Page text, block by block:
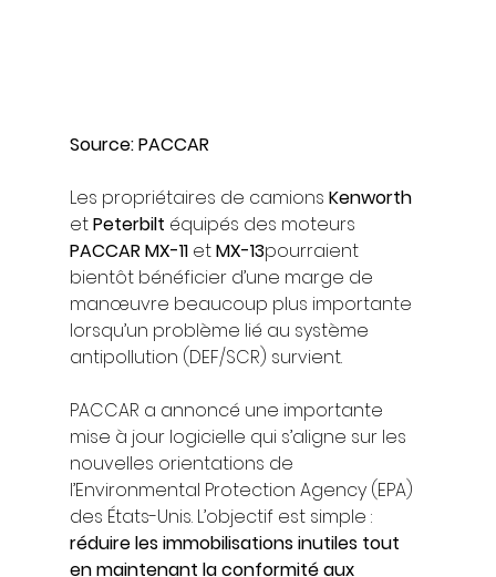
Source: PACCAR
Les propriétaires de camions Kenworth
et Peterbilt équipés des moteurs
PACCAR MX-11 et MX-13pourraient
bientôt bénéficier d’une marge de
manœuvre beaucoup plus importante
lorsqu’un problème lié au système
antipollution (DEF/SCR) survient.
PACCAR a annoncé une importante
mise à jour logicielle qui s’aligne sur les
nouvelles orientations de
l’Environmental Protection Agency (EPA)
des États-Unis. L’objectif est simple :
réduire les immobilisations inutiles tout
en maintenant la conformité aux